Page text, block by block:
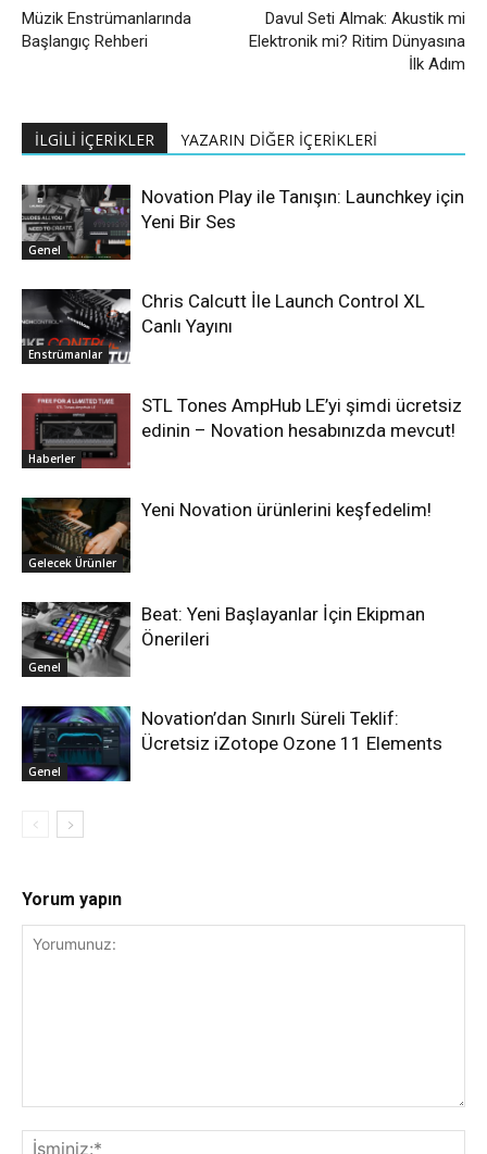
Müzik Enstrümanlarında
Başlangıç Rehberi
Davul Seti Almak: Akustik mi
Elektronik mi? Ritim Dünyasına
İlk Adım
İLGİLİ İÇERİKLER YAZARIN DİĞER İÇERİKLERİ
Genel
Novation Play ile Tanışın: Launchkey için
Yeni Bir Ses
Enstrümanlar
Chris Calcutt İle Launch Control XL
Canlı Yayını
Haberler
STL Tones AmpHub LE’yi şimdi ücretsiz
edinin – Novation hesabınızda mevcut!
Gelecek Ürünler
Yeni Novation ürünlerini keşfedelim!
Genel
Beat: Yeni Başlayanlar İçin Ekipman
Önerileri
Genel
Novation’dan Sınırlı Süreli Teklif:
Ücretsiz iZotope Ozone 11 Elements
Yorum yapın